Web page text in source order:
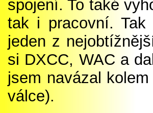
spojení. To také
tak i pracovní.
jeden z
si DXCC, WAC a
jsem navázal
válce).